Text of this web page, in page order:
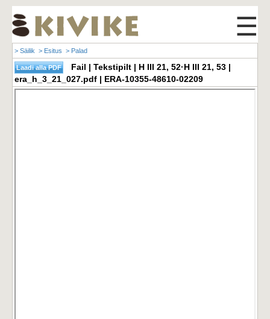
☰
> Säilik > Esitus > Palad
Fail | Tekstipilt | H III 21, 52·H III 21, 53 |
era_h_3_21_027.pdf | ERA-10355-48610-02209